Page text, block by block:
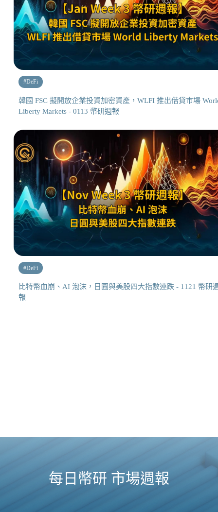
#DeFi
韓國 FSC 擬開放企業投資加密資產，WLFI 推出借貸市場
Liberty Markets - 0113 幣研週報
#DeFi
比特幣血崩、AI 泡沫，日圓與美股四大指數連跌 - 1121 幣研
報
每日幣研 市場週報